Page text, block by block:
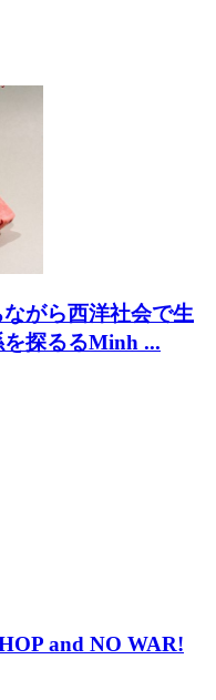
がら西洋社会で生
探るるMinh ...
and NO WAR!